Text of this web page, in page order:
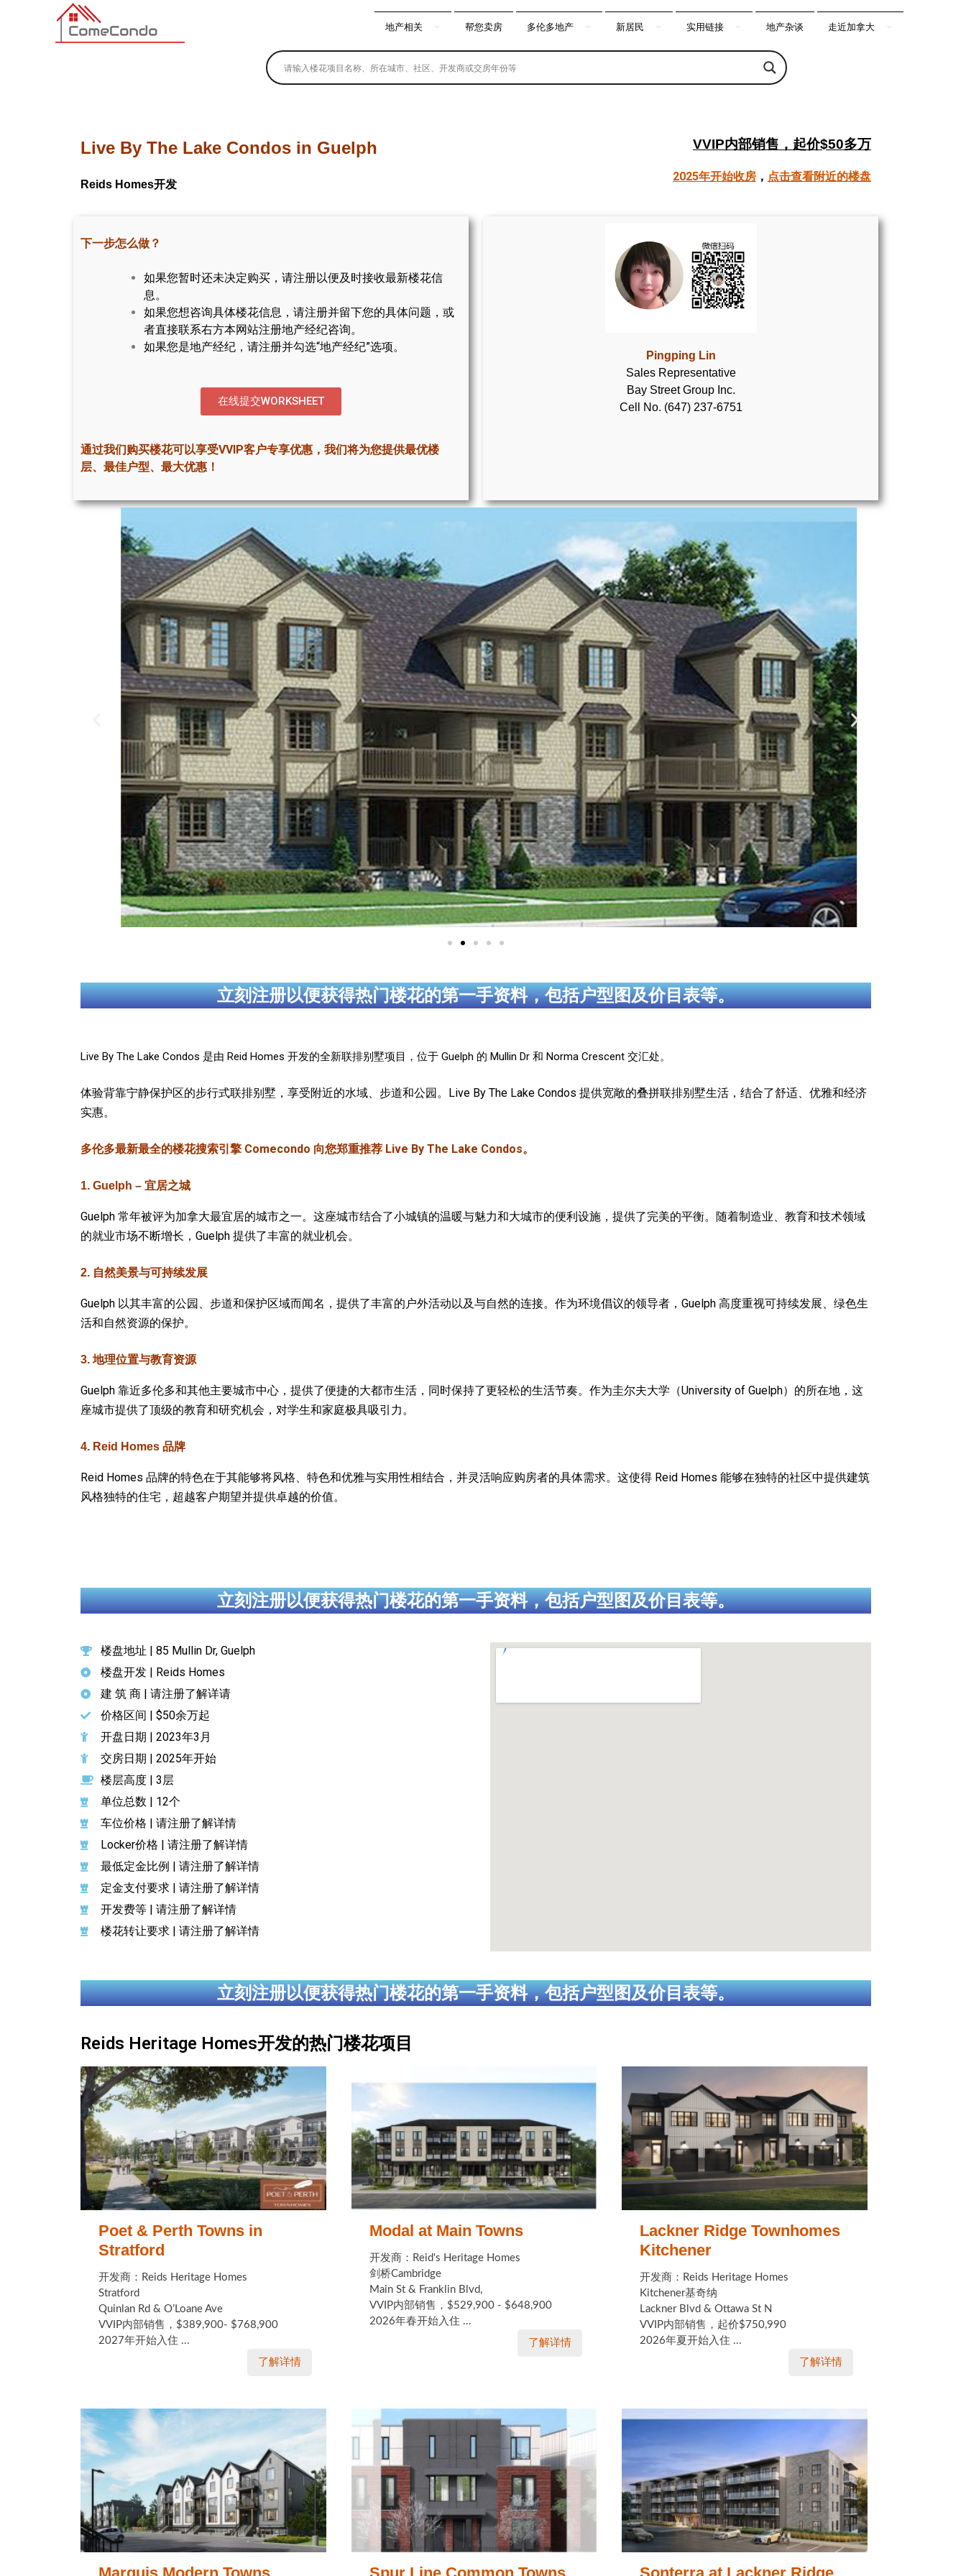
多伦多最新最全的楼花搜索引擎
地产相关 帮您卖房 多伦多地产 新居民 实用链接 地产杂谈 走近加拿大
Live By The Lake Condos in Guelph
Reids Homes开发
VVIP内部销售，起价$50多万
2025年开始收房 ， 点击查看附近的楼盘
下一步怎么做？
如果您暂时还未决定购买，请注册以便及时接收最新楼花信
息。
如果您想咨询具体楼花信息，请注册并留下您的具体问题，或
者直接联系右方本网站注册地产经纪咨询。
如果您是地产经纪，请注册并勾选“地产经纪”选项。
在线提交WORKSHEET
通过我们购买楼花可以享受VVIP客户专享优惠，我们将为您提供最优楼
层、最佳户型、最大优惠！
Pingping Lin
Sales Representative
Bay Street Group Inc.
Cell No. (647) 237-6751
立刻注册以便获得热门楼花的第一手资料，包括户型图及价目表等。
Live By The Lake Condos 是由 Reid Homes 开发的全新联排别墅项目，位于 Guelph 的 Mullin Dr 和 Norma Crescent 交汇处。
体验背靠宁静保护区的步行式联排别墅，享受附近的水域、步道和公园。Live By The Lake Condos 提供宽敞的叠拼联排别墅生活，结合了舒适、优雅和经济
实惠。
多伦多最新最全的楼花搜索引擎 Comecondo 向您郑重推荐 Live By The Lake Condos。
1. Guelph – 宜居之城
Guelph 常年被评为加拿大最宜居的城市之一。这座城市结合了小城镇的温暖与魅力和大城市的便利设施，提供了完美的平衡。随着制造业、教育和技术领域
的就业市场不断增长，Guelph 提供了丰富的就业机会。
2. 自然美景与可持续发展
Guelph 以其丰富的公园、步道和保护区域而闻名，提供了丰富的户外活动以及与自然的连接。作为环境倡议的领导者，Guelph 高度重视可持续发展、绿色生
活和自然资源的保护。
3. 地理位置与教育资源
Guelph 靠近多伦多和其他主要城市中心，提供了便捷的大都市生活，同时保持了更轻松的生活节奏。作为圭尔夫大学（University of Guelph）的所在地，这
座城市提供了顶级的教育和研究机会，对学生和家庭极具吸引力。
4. Reid Homes 品牌
Reid Homes 品牌的特色在于其能够将风格、特色和优雅与实用性相结合，并灵活响应购房者的具体需求。这使得 Reid Homes 能够在独特的社区中提供建筑
风格独特的住宅，超越客户期望并提供卓越的价值。
立刻注册以便获得热门楼花的第一手资料，包括户型图及价目表等。
楼盘地址 | 85 Mullin Dr, Guelph
楼盘开发 | Reids Homes
建 筑 商 | 请注册了解详请
价格区间 | $50余万起
开盘日期 | 2023年3月
交房日期 | 2025年开始
楼层高度 | 3层
单位总数 | 12个
车位价格 | 请注册了解详情
Locker价格 | 请注册了解详情
最低定金比例 | 请注册了解详情
定金支付要求 | 请注册了解详情
开发费等 | 请注册了解详情
楼花转让要求 | 请注册了解详情
立刻注册以便获得热门楼花的第一手资料，包括户型图及价目表等。
Reids Heritage Homes开发的热门楼花项目
Poet & Perth Towns in
Stratford
开发商：Reids Heritage Homes
Stratford
Quinlan Rd & O’Loane Ave
VVIP内部销售，$389,900- $768,900
2027年开始入住 ...
了解详情
Modal at Main Towns
开发商：Reid's Heritage Homes
剑桥Cambridge
Main St & Franklin Blvd,
VVIP内部销售，$529,900 - $648,900
2026年春开始入住 ...
了解详情
Lackner Ridge Townhomes
Kitchener
开发商：Reids Heritage Homes
Kitchener基奇纳
Lackner Blvd & Ottawa St N
VVIP内部销售，起价$750,990
2026年夏开始入住 ...
了解详情